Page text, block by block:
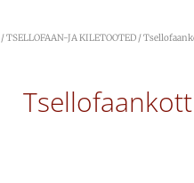
TSELLOFAAN-JA KILETOOTED/